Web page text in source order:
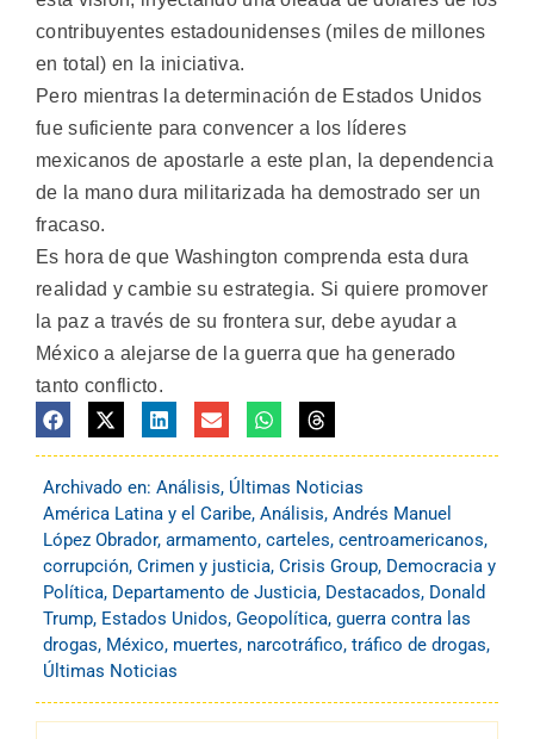
contribuyentes estadounidenses (miles de millones
en total) en la iniciativa.
Pero mientras la determinación de Estados Unidos
fue suficiente para convencer a los líderes
mexicanos de apostarle a este plan, la dependencia
de la mano dura militarizada ha demostrado ser un
fracaso.
Es hora de que Washington comprenda esta dura
realidad y cambie su estrategia. Si quiere promover
la paz a través de su frontera sur, debe ayudar a
México a alejarse de la guerra que ha generado
tanto conflicto.
Archivado en: Análisis, Últimas Noticias
América Latina y el Caribe, Análisis, Andrés Manuel
López Obrador, armamento, carteles, centroamericanos,
corrupción, Crimen y justicia, Crisis Group, Democracia y
Política, Departamento de Justicia, Destacados, Donald
Trump, Estados Unidos, Geopolítica, guerra contra las
drogas, México, muertes, narcotráfico, tráfico de drogas,
Últimas Noticias